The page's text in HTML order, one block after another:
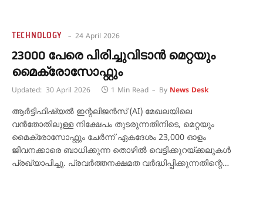
TECHNOLOGY 24 April 2026
23000 പേരെ പിരിച്ചുവിടാൻ മെറ്റയും
മൈക്രോസോഫ്റ്റും
Updated: 30 April 2026 1 Min Read By News Desk
ആർട്ടിഫിഷ്യൽ ഇന്റലിജൻസ് (AI) മേഖലയിലെ
വൻതോതിലുള്ള നിക്ഷേപം തുടരുന്നതിനിടെ, മെറ്റയും
മൈക്രോസോഫ്റ്റും ചേർന്ന് ഏകദേശം 23,000 ഓളം
ജീവനക്കാരെ ബാധിക്കുന്ന തൊഴിൽ വെട്ടിക്കുറയ്ക്കലുകൾ
പ്രഖ്യാപിച്ചു. പ്രവർത്തനക്ഷമത വർദ്ധിപ്പിക്കുന്നതിന്റെ…